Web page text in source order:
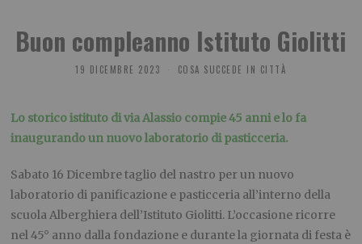
Buon compleanno Istituto Giolitti
19 DICEMBRE 2023 COSA SUCCEDE IN CITTÀ
Lo storico istituto di via Alassio compie 45 anni e lo fa
inaugurando un nuovo laboratorio di pasticceria.
Sabato 16 Dicembre taglio del nastro per un nuovo
laboratorio di panificazione e pasticceria all’interno della
scuola Alberghiera dell’Istituto Giolitti. L’occasione ricorre
nel 45° anno dalla fondazione e durante la giornata di festa è